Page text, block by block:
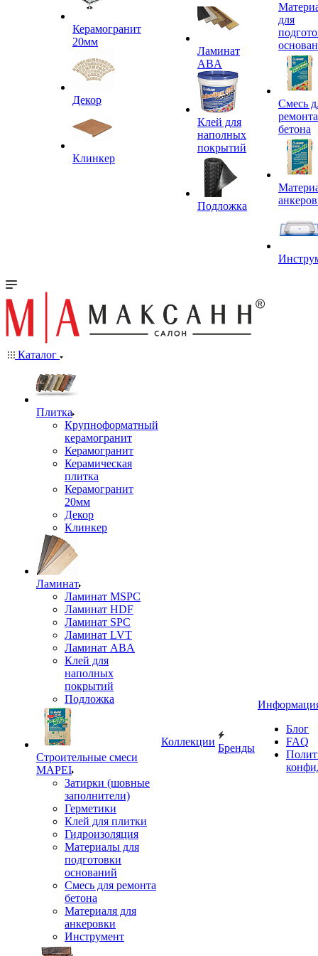
Керамогранит
20мм
Декор
Клинкер
Ламинат
ABA
Клей для
наполных
покрытий
Подложка
для
Смесь
ремонта
бетона
Каталог
Плитка
Крупноформатный
керамогранит
Керамогранит
Керамическая
плитка
Керамогранит
20мм
Декор
Клинкер
Ламинат
Ламинат MSPC
Ламинат HDF
Ламинат SPC
Ламинат LVT
Ламинат ABA
Клей для
наполных
покрытий
Подложка
Строительные смеси
MAPEI
Затирки (шовные
заполнители)
Герметики
Клей для плитки
Гидроизоляция
Материалы для
подготовки
оснований
Смесь для ремонта
бетона
Материаля для
анкеровки
Инструмент
Коллекции
Бренды
Блог
FAQ